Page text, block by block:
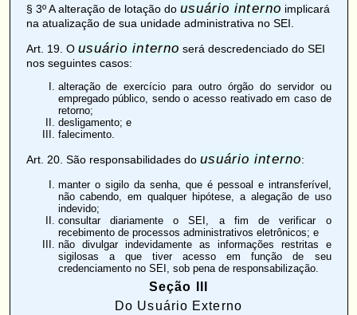
§ 3º A alteração de lotação do usuário interno implicará
na atualização de sua unidade administrativa no SEI.
Art. 19. O usuário interno será descredenciado do SEI
nos seguintes casos:
alteração de exercício para outro órgão do servidor ou
empregado público, sendo o acesso reativado em caso de
retorno;
desligamento; e
falecimento.
Art. 20. São responsabilidades do usuário interno:
manter o sigilo da senha, que é pessoal e intransferível,
não cabendo, em qualquer hipótese, a alegação de uso
indevido;
consultar diariamente o SEI, a fim de verificar o
recebimento de processos administrativos eletrônicos; e
não divulgar indevidamente as informações restritas e
sigilosas a que tiver acesso em função de seu
credenciamento no SEI, sob pena de responsabilização.
Seção III
Do Usuário Externo